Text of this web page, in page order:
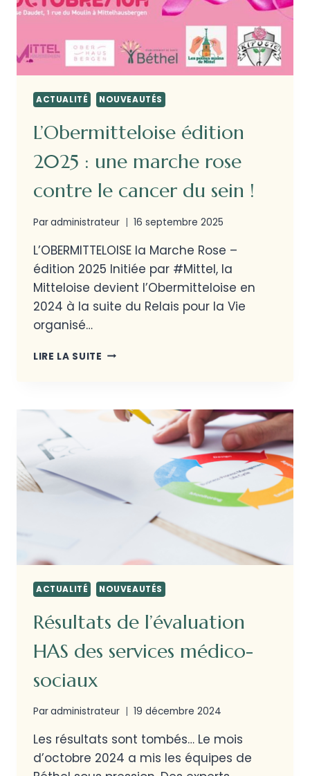
ACTUALITÉ NOUVEAUTÉS
L’Obermitteloise édition
2025 : une marche rose
contre le cancer du sein !
Paradministrateur 16 septembre 2025
L’OBERMITTELOISE la Marche Rose –
édition 2025 Initiée par #Mittel, la
Mitteloise devient l’Obermitteloise en
2024 à la suite du Relais pour la Vie
organisé…
LIRE LA SUITE
ACTUALITÉ NOUVEAUTÉS
Résultats de l’évaluation
HAS des services médico-
sociaux
Paradministrateur 19 décembre 2024
Les résultats sont tombés… Le mois
d’octobre 2024 a mis les équipes de